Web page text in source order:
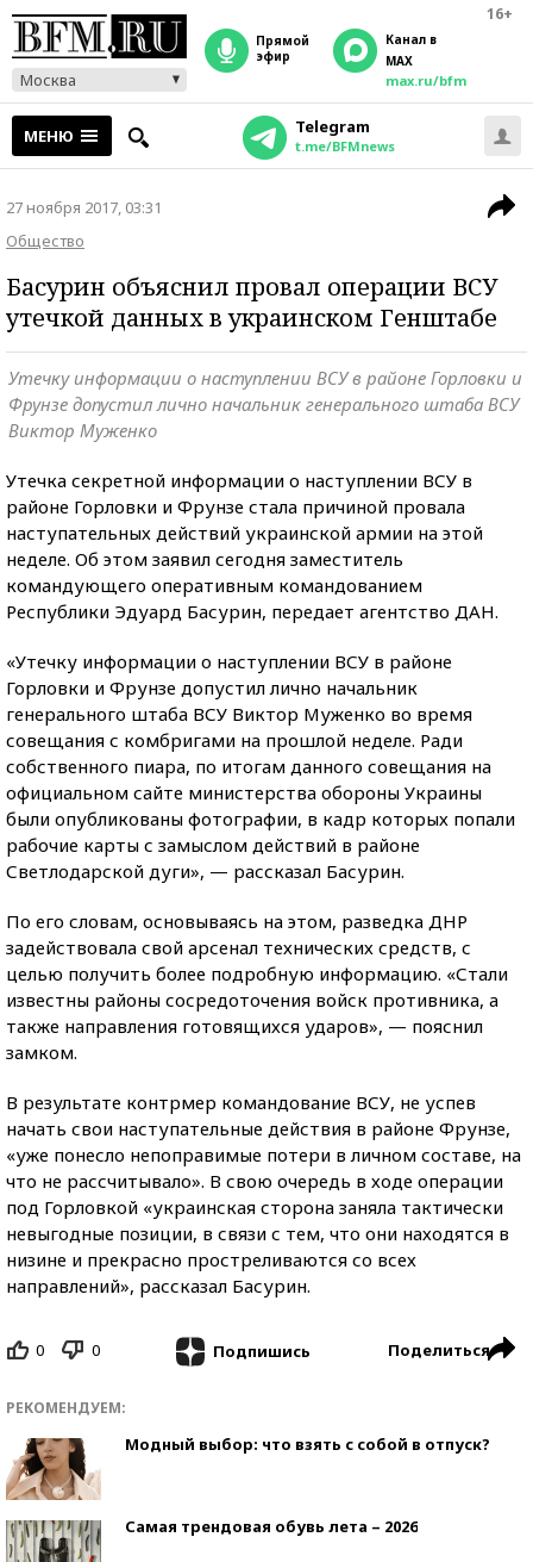
16+
Москва
прямой
эфир
Канал в
MAX
max.ru/bfm
МЕНЮ Telegram
t.me/BFMnews
27 ноября 2017, 03:31
Общество
Басурин объяснил провал операции ВСУ
утечкой данных в украинском Генштабе
Утечку информации о наступлении ВСУ в районе Горловки и
Фрунзе допустил лично начальник генерального штаба ВСУ
Виктор Муженко
Утечка секретной информации о наступлении ВСУ в
районе Горловки и Фрунзе стала причиной провала
наступательных действий украинской армии на этой
неделе. Об этом заявил сегодня заместитель
командующего оперативным командованием
Республики Эдуард Басурин, передает агентство ДАН.
«Утечку информации о наступлении ВСУ в районе
Горловки и Фрунзе допустил лично начальник
генерального штаба ВСУ Виктор Муженко во время
совещания с комбригами на прошлой неделе. Ради
собственного пиара, по итогам данного совещания на
официальном сайте министерства обороны Украины
были опубликованы фотографии, в кадр которых попали
рабочие карты с замыслом действий в районе
Светлодарской дуги», — рассказал Басурин.
По его словам, основываясь на этом, разведка ДНР
задействовала свой арсенал технических средств, с
целью получить более подробную информацию. «Стали
известны районы сосредоточения войск противника, а
также направления готовящихся ударов», — пояснил
замком.
В результате контрмер командование ВСУ, не успев
начать свои наступательные действия в районе Фрунзе,
«уже понесло непоправимые потери в личном составе, на
что не рассчитывало». В свою очередь в ходе операции
под Горловкой «украинская сторона заняла тактически
невыгодные позиции, в связи с тем, что они находятся в
низине и прекрасно простреливаются со всех
направлений», рассказал Басурин.
0 0 Подпишись Поделиться
РЕКОМЕНДУЕМ:
Модный выбор: что взять с собой в отпуск?
Самая трендовая обувь лета – 2026